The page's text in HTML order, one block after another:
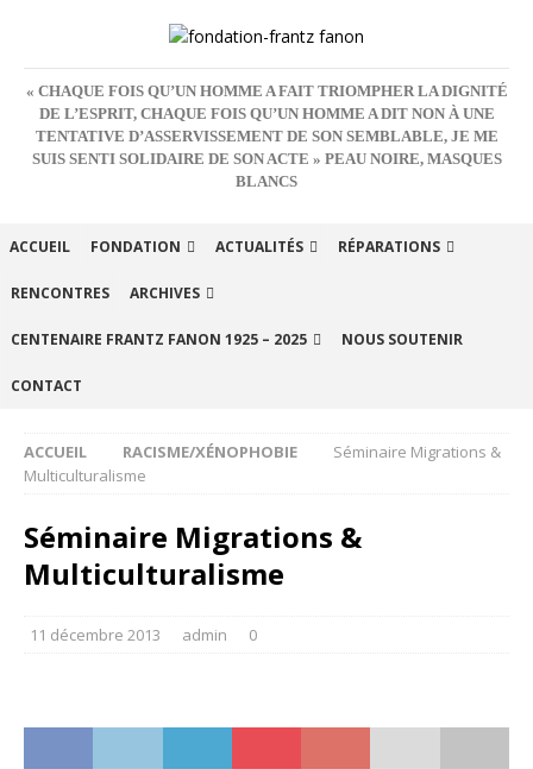
« CHAQUE FOIS QU’UN HOMME A FAIT TRIOMPHER LA DIGNITÉ
DE L’ESPRIT, CHAQUE FOIS QU’UN HOMME A DIT NON À UNE
TENTATIVE D’ASSERVISSEMENT DE SON SEMBLABLE, JE ME
SUIS SENTI SOLIDAIRE DE SON ACTE » PEAU NOIRE, MASQUES
BLANCS
ACCUEIL FONDATION ACTUALITÉS RÉPARATIONS
RENCONTRES ARCHIVES
CENTENAIRE FRANTZ FANON 1925 – 2025 NOUS SOUTENIR
CONTACT
ACCUEIL RACISME/XÉNOPHOBIE
Séminaire Migrations &
Multiculturalisme
Séminaire Migrations &
Multiculturalisme
11 décembre 2013 admin 0